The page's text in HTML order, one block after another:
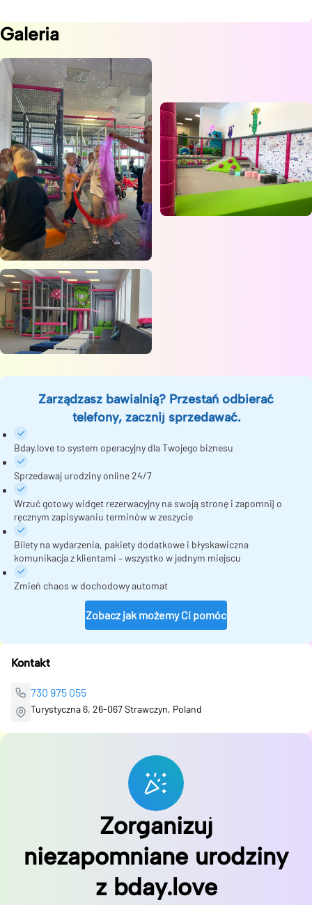
Galeria
Zarządzasz bawialnią? Przestań odbierać
telefony, zacznij sprzedawać.
Bday.love to system operacyjny dla Twojego biznesu
Sprzedawaj urodziny online 24/7
Wrzuć gotowy widget rezerwacyjny na swoją stronę i zapomnij o
ręcznym zapisywaniu terminów w zeszycie
Bilety na wydarzenia, pakiety dodatkowe i błyskawiczna
komunikacja z klientami – wszystko w jednym miejscu
Zmień chaos w dochodowy automat
Zobacz jak możemy Ci pomóc
Kontakt
730 975 055
Turystyczna 6, 26-067 Strawczyn, Poland
Zorganizuj
niezapomniane urodziny
z bday.love